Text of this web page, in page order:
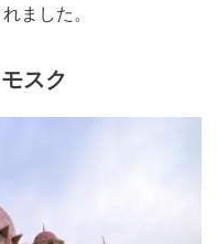
ました。
スク